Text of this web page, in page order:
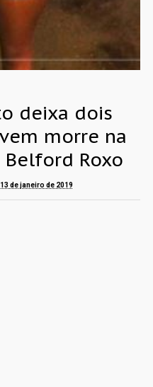
deixa dois
morre na
Belford Roxo
de janeiro de 2019